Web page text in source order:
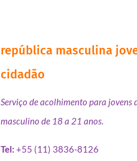
república masculina
cidadão
Serviço de acolhimento para jovens
masculino de 18 a 21 anos.
Tel: +55 (11) 3836-8126